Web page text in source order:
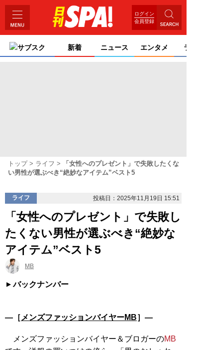
ログイン
会員登録
サブスク 新着 ニュース エンタメ ライ
トップ ライフ
「女性へのプレゼント」で失敗したくな
い男性が選ぶべき“絶妙なアイテム”ベスト5
ライフ 投稿日：2025年11月19日 15:51
「女性へのプレゼント」で失敗し
たくない男性が選ぶべき“絶妙な
アイテム”ベスト5
MB
バックナンバー
―［ メンズファッションバイヤーMB］―
メンズファッションバイヤー＆ブロガーのMB